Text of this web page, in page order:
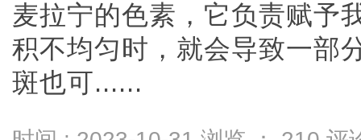
麦拉宁的色素，它负责赋予
积不均匀时，就会导致一部
斑也可......